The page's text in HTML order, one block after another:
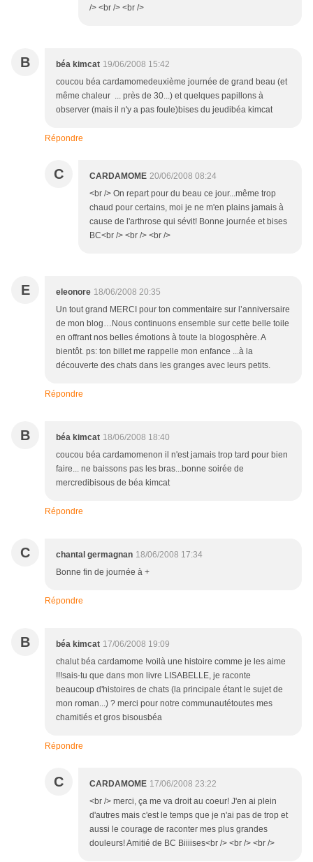
/> <br /> <br />
B béa kimcat 19/06/2008 15:42
coucou béa cardamomedeuxième journée de grand beau (et
même chaleur ... près de 30...) et quelques papillons à
observer (mais il n'y a pas foule)bises du jeudibéa kimcat
Répondre
C CARDAMOME 20/06/2008 08:24
<br /> On repart pour du beau ce jour...même trop
chaud pour certains, moi je ne m'en plains jamais à
cause de l'arthrose qui sévit! Bonne journée et bises
BC<br /> <br /> <br />
E eleonore 18/06/2008 20:35
Un tout grand MERCI pour ton commentaire sur l’anniversaire
de mon blog…Nous continuons ensemble sur cette belle toile
en offrant nos belles émotions à toute la blogosphère. A
bientôt. ps: ton billet me rappelle mon enfance ...à la
découverte des chats dans les granges avec leurs petits.
Répondre
B béa kimcat 18/06/2008 18:40
coucou béa cardamomenon il n'est jamais trop tard pour bien
faire... ne baissons pas les bras...bonne soirée de
mercredibisous de béa kimcat
Répondre
C chantal germagnan 18/06/2008 17:34
Bonne fin de journée à +
Répondre
B béa kimcat 17/06/2008 19:09
chalut béa cardamome !voilà une histoire comme je les aime
!!!sais-tu que dans mon livre LISABELLE, je raconte
beaucoup d'histoires de chats (la principale étant le sujet de
mon roman...) ? merci pour notre communautétoutes mes
chamitiés et gros bisousbéa
Répondre
C CARDAMOME 17/06/2008 23:22
<br /> merci, ça me va droit au coeur! J'en ai plein
d'autres mais c'est le temps que je n'ai pas de trop et
aussi le courage de raconter mes plus grandes
douleurs! Amitié de BC Biiiises<br /> <br /> <br />